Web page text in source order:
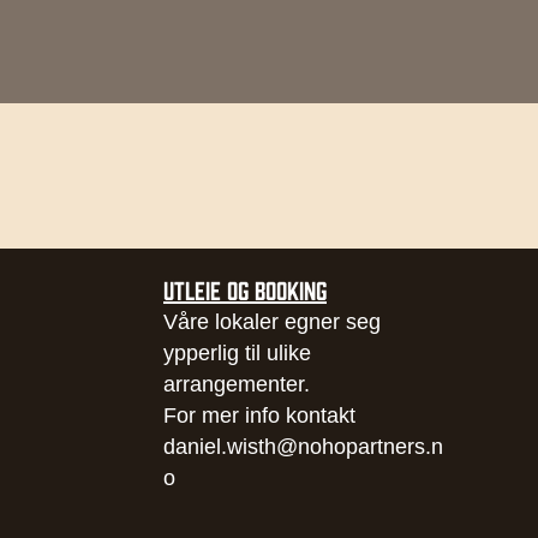
UTLEIE OG BOOKING
Våre lokaler egner seg
ypperlig til ulike
arrangementer.
For mer info kontakt
daniel.wisth@nohopartners.n
o